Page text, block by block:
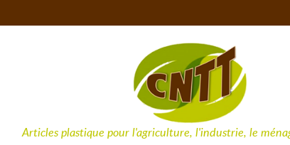
Articles plastique pour l'agriculture, l'industrie, le